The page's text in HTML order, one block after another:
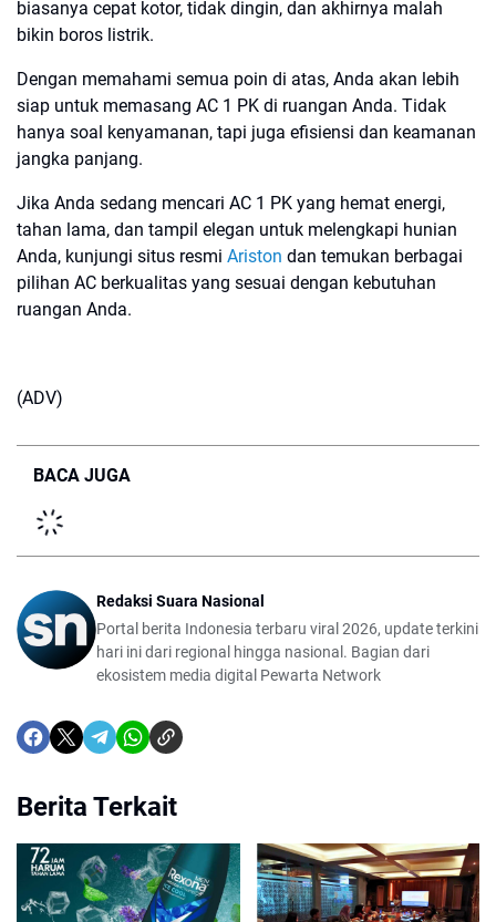
biasanya cepat kotor, tidak dingin, dan akhirnya malah
bikin boros listrik.
Dengan memahami semua poin di atas, Anda akan lebih
siap untuk memasang AC 1 PK di ruangan Anda. Tidak
hanya soal kenyamanan, tapi juga efisiensi dan keamanan
jangka panjang.
Jika Anda sedang mencari AC 1 PK yang hemat energi,
tahan lama, dan tampil elegan untuk melengkapi hunian
Anda, kunjungi situs resmi Ariston dan temukan berbagai
pilihan AC berkualitas yang sesuai dengan kebutuhan
ruangan Anda.
(ADV)
BACA JUGA
Redaksi Suara Nasional
Portal berita Indonesia terbaru viral 2026, update terkini
hari ini dari regional hingga nasional. Bagian dari
ekosistem media digital Pewarta Network
Berita Terkait